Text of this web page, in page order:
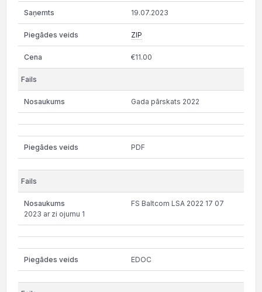
19.07.2023
ZIP
€11.00
Gada pārskats 2022
PDF
FS Baltcom LSA 2022 17 07
2023 ar zi ojumu 1
EDOC